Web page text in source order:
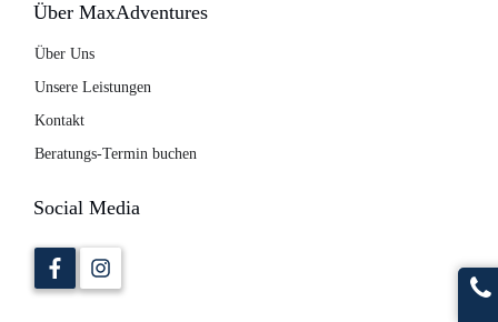
Über MaxAdventures
Über Uns
Unsere Leistungen
Kontakt
Beratungs-Termin buchen
Social Media